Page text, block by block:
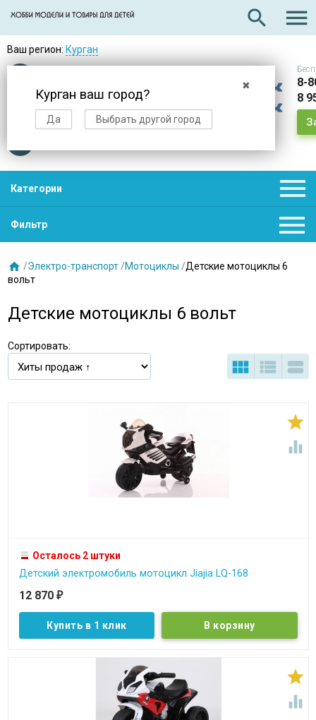
search 
Ваш регион: Курган
✖
Курган ваш город?
Да Выбрать другой город
Доставкав день заказа
8-
8
Категории 
Фильтр 
 /Электро-транспорт /Мотоциклы /Детские мотоциклы 6
вольт
Детские мотоциклы 6 вольт
Сортировать:
  


Осталось 2 штуки
Детский электромобиль мотоцикл Jiajia LQ-168
12 870 ₽
Купить в 1 клик

